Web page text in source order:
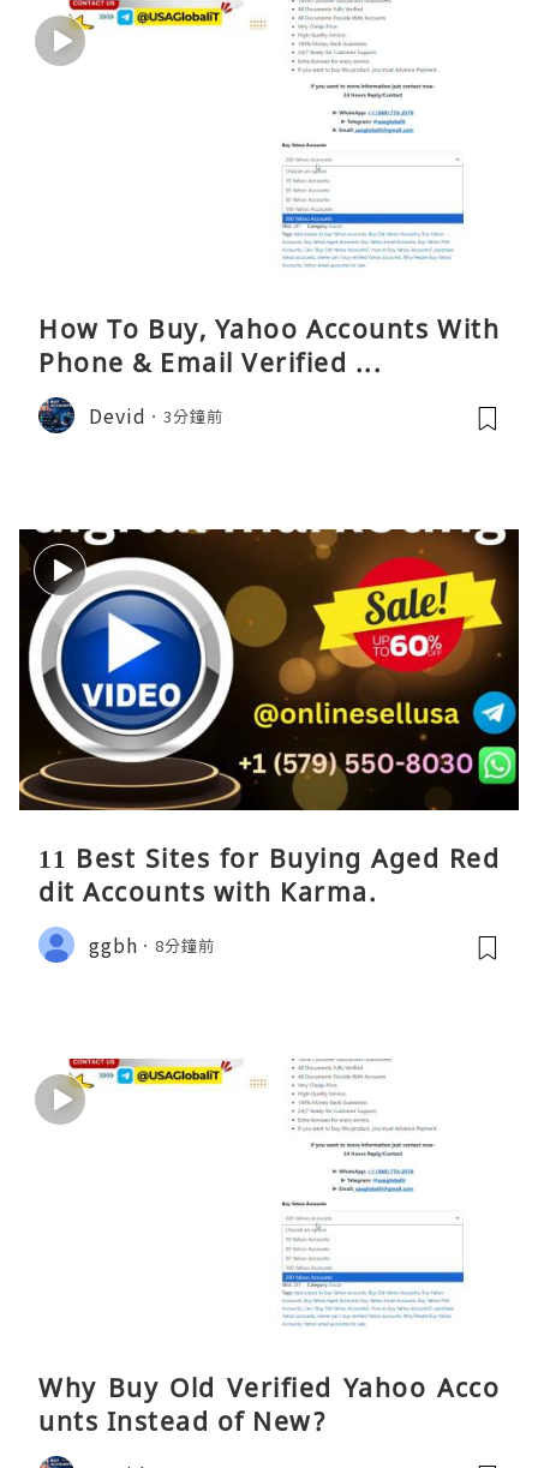
How To Buy, Yahoo Accounts With
Phone & Email Verified ...
Devid 3分鐘前
11 Best Sites for Buying Aged Red
dit Accounts with Karma.
ggbh 8分鐘前
Why Buy Old Verified Yahoo Acco
unts Instead of New?